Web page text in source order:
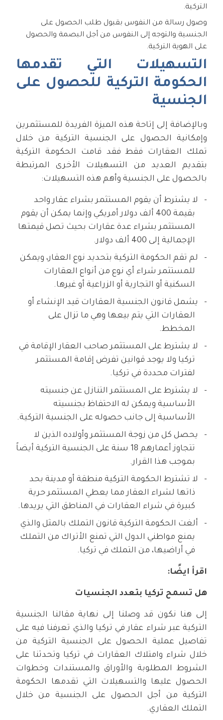
التركية.
وصول رسالة من النفوس بقبول طلب الحصول على
الجنسية والتوجه إلى النفوس من أجل البصمة والحصول
على الهوية التركية.
التسهيلات التي تقدمها
الحكومة التركية للحصول على
الجنسية
وبالإضافة إلى إتاحة هذه الميزة الفريدة للمستثمرين
وإمكانية الحصول على الجنسية التركية من خلال
تملك العقارات فقط فقد قامت الحكومة التركية
بتقديم العديد من التسهيلات الأخرى المرتبطة
بالحصول على الجنسية وأهم هذه التسهيلات:
لا يشترط أن يقوم المستثمر بشراء عقار واحد
بقيمة 400 ألف دولار أمريكي وإنما يمكن أن يقوم
المستثمر بشراء عدة عقارات بحيث تصل قيمتها
الإجمالية إلى 400 ألف دولار.
لم تقم الحكومة التركية بتحديد نوع العقار، ويمكن
للمستثمر شراء أي نوع من أنواع العقارات
السكنية أو التجارية أو الزراعية أو غيرها.
يشمل قانون الجنسية العقارات قيد الإنشاء أو
العقارات التي يتم بيعها وهي ما تزال على
المخطط.
لا يشترط على المستثمر صاحب العقار الإقامة في
تركيا ولا يوجد قوانين تفرض إقامة المستثمر
لفترات محددة في تركيا.
لا يشترط على المستثمر التنازل عن جنسيته
الأساسية ويمكن له الاحتفاظ بجنسيته
الأساسية إلى جانب حصوله على الجنسية التركية.
يحصل كل من زوجة المستثمر وأولاده الذين لا
تتجاوز أعمارهم 18 سنة على الجنسية التركية أيضاً
بموجب هذا القرار.
لا تشترط الحكومة التركية منطقة أو مدينة بحد
ذاتها لشراء العقار مما يعطي المستثمر حرية
كبيرة في شراء العقارات في المناطق التي يريدها.
ألغت الحكومة التركية قانون التملك بالمثل والذي
يمنع مواطني الدول التي تمنع الأتراك من التملك
في أراضيها، من التملك في تركيا.
اقرأ ايضًا:
هل تسمح تركيا بتعدد الجنسيات
إلى هنا نكون قد وصلنا إلى نهاية مقالنا الجنسية
التركية عبر شراء عقار في تركيا والذي تعرفنا فيه على
تفاصيل عملية الحصول على الجنسية التركية من
خلال شراء وامتلاك العقارات في تركيا وتحدثنا على
الشروط المطلوبة والأوراق والمستندات وخطوات
الحصول عليها والتسهيلات التي تقدمها الحكومة
التركية من أجل الحصول على الجنسية من خلال
التملك العقاري.